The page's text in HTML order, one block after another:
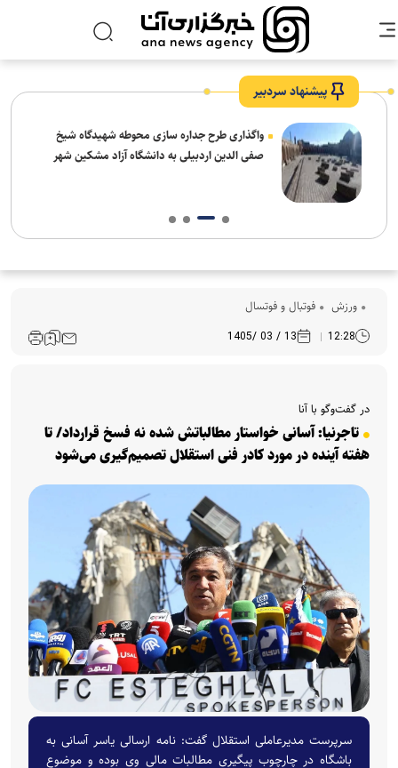
پیشنهاد سردبیر
واگذاری طرح جداره سازی محوطه شهیدگاه شیخ
صفی الدین اردبیلی به دانشگاه آزاد مشکین شهر
ورزش فوتبال و فوتسال
12:28
13 / 03 /1405
در گفت‌وگو با آنا
تاجرنیا: آسانی خواستار مطالباتش شده نه فسخ قرارداد/ تا
هفته آینده در مورد کادر فنی استقلال تصمیم‌گیری می‌شود
سرپرست مدیرعاملی استقلال گفت: نامه ارسالی یاسر آسانی به
باشگاه در چارچوب پیگیری مطالبات مالی وی بوده و موضوع